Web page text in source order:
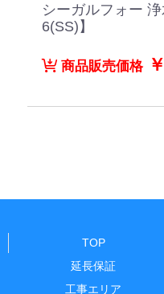
シーガルフォー
6(SS)】
商品販売価格
TOP
延長保証
工事エリア